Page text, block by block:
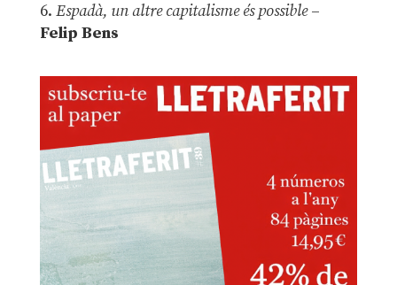
6. Espadà, un altre capitalisme és possible –
Felip Bens